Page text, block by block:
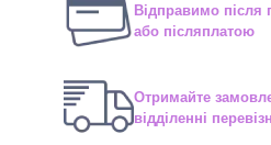
Відправимо після
або післяплатою
Отримайте
відділенні